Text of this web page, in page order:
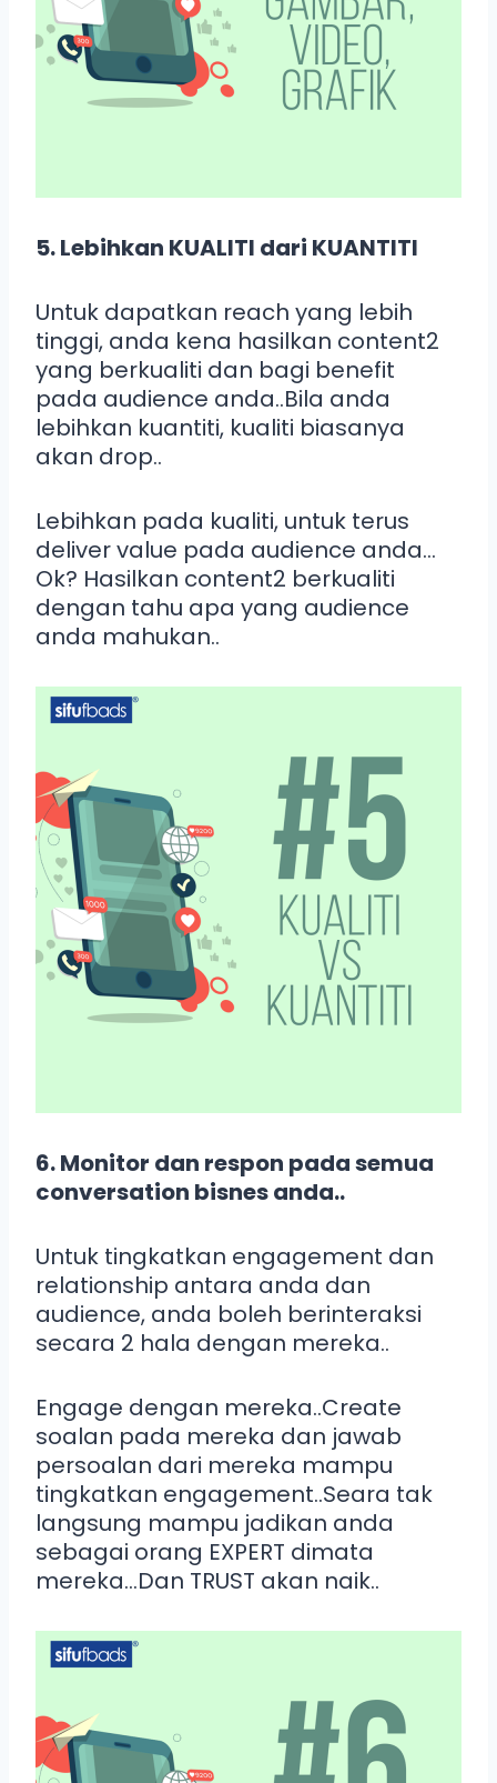
5. Lebihkan KUALITI dari KUANTITI
Untuk dapatkan reach yang lebih
tinggi, anda kena hasilkan content2
yang berkualiti dan bagi benefit
pada audience anda..Bila anda
lebihkan kuantiti, kualiti biasanya
akan drop..
Lebihkan pada kualiti, untuk terus
deliver value pada audience anda…
Ok? Hasilkan content2 berkualiti
dengan tahu apa yang audience
anda mahukan..
6. Monitor dan respon pada semua
conversation bisnes anda..
Untuk tingkatkan engagement dan
relationship antara anda dan
audience, anda boleh berinteraksi
secara 2 hala dengan mereka..
Engage dengan mereka..Create
soalan pada mereka dan jawab
persoalan dari mereka mampu
tingkatkan engagement..Seara tak
langsung mampu jadikan anda
sebagai orang EXPERT dimata
mereka…Dan TRUST akan naik..